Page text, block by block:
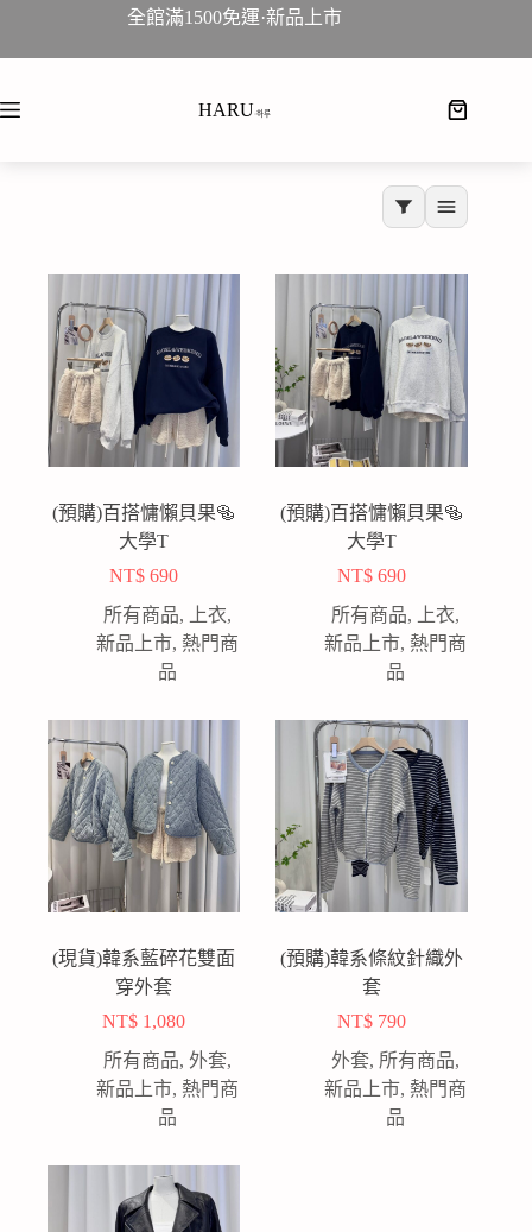
全館滿1500免運·新品上市
HARU·하루
(預購)百搭慵懶貝果🥯
大學T
NT$ 690
所有商品, 上衣,
新品上市, 熱門商
品
(預購)百搭慵懶貝果🥯
大學T
NT$ 690
所有商品, 上衣,
新品上市, 熱門商
品
(現貨)韓系藍碎花雙面
穿外套
NT$ 1,080
所有商品,外套,
新品上市, 熱門商
品
(預購)韓系條紋針織外
套
NT$ 790
外套, 所有商品,
新品上市, 熱門商
品